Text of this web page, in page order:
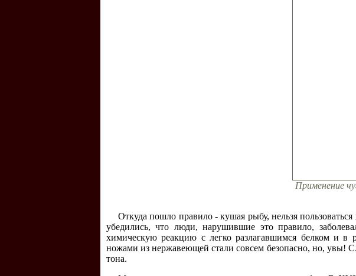
Применение
Откуда пошло правило - кушая рыбу, нельзя
убедились, что люди, нарушившие это правило,
химическую реакцию с легко разлагавшимся белком и в
ножами из нержавеющей стали совсем безопасно, но, увы!
тона.